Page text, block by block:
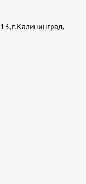
Калининград,